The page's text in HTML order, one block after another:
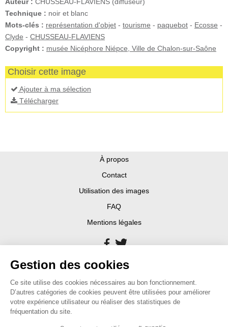
Auteur : CHUSSEAU-FLAVIENS (diffuseur)
Technique : noir et blanc
Mots-clés : représentation d'objet - tourisme - paquebot - Ecosse -
Clyde - CHUSSEAU-FLAVIENS
Copyright : musée Nicéphore Niépce, Ville de Chalon-sur-Saône
Choisir cette image
Ajouter à ma sélection
Télécharger
À propos
Contact
Utilisation des images
FAQ
Mentions légales
Gestion des cookies
Ce site utilise des cookies nécessaires au bon fonctionnement.
D’autres catégories de cookies peuvent être utilisées pour améliorer
votre expérience utilisateur ou réaliser des statistiques de
fréquentation du site.